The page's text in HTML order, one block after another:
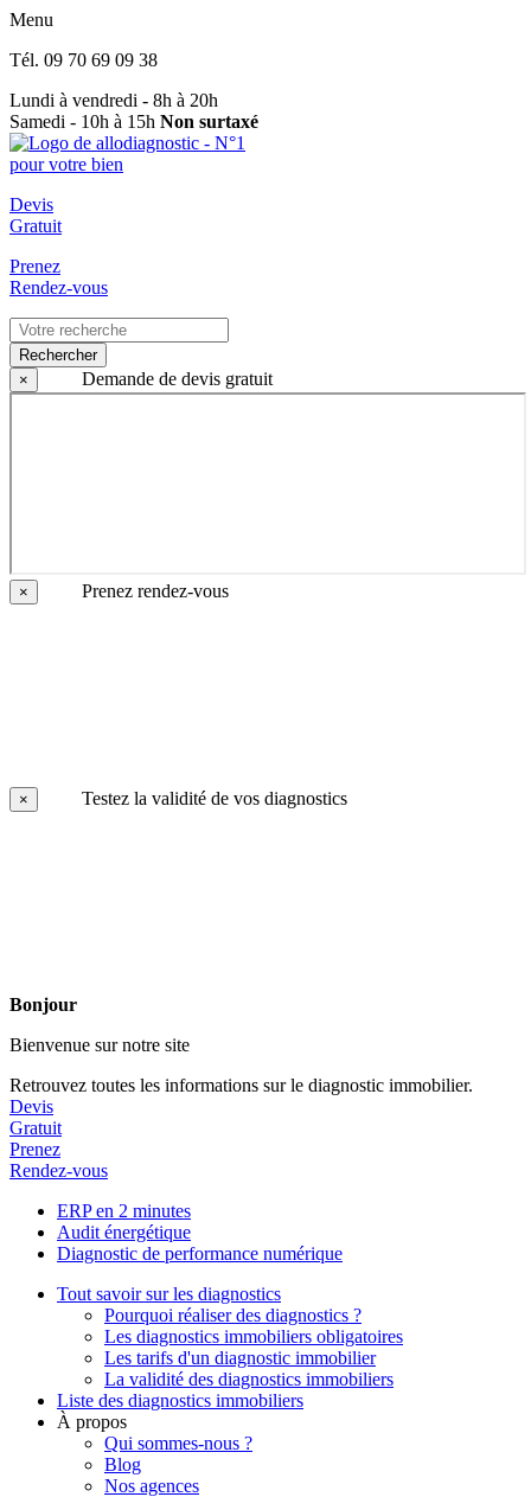
Menu
Tél. 09 70 69 09 38
Lundi à vendredi - 8h à 20h
Samedi - 10h à 15h Non surtaxé
Devis
Gratuit
Prenez
Rendez-vous
Rechercher
×
Demande de devis gratuit
× Prenez rendez-vous
× Testez la validité de vos diagnostics
Bonjour
Bienvenue sur notre site
Retrouvez toutes les informations sur le diagnostic immobilier.
Devis
Gratuit
Prenez
Rendez-vous
ERP en 2 minutes
Audit énergétique
Diagnostic de performance numérique
Tout savoir sur les diagnostics
Pourquoi réaliser des diagnostics ?
Les diagnostics immobiliers obligatoires
Les tarifs d'un diagnostic immobilier
La validité des diagnostics immobiliers
Liste des diagnostics immobiliers
À propos
Qui sommes-nous ?
Blog
Nos agences